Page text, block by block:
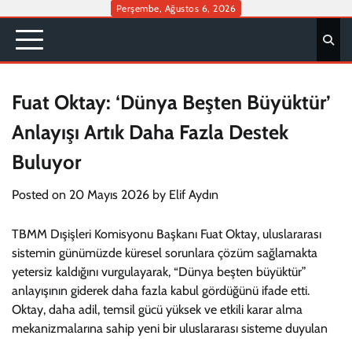
content
Perşembe, Ağustos 6, 2026
Fuat Oktay: ‘Dünya Beşten Büyüktür’
Anlayışı Artık Daha Fazla Destek
Buluyor
Posted on 20 Mayıs 2026 by Elif Aydın
TBMM Dışişleri Komisyonu Başkanı Fuat Oktay, uluslararası
sistemin günümüzde küresel sorunlara çözüm sağlamakta
yetersiz kaldığını vurgulayarak, “Dünya beşten büyüktür”
anlayışının giderek daha fazla kabul gördüğünü ifade etti.
Oktay, daha adil, temsil gücü yüksek ve etkili karar alma
mekanizmalarına sahip yeni bir uluslararası sisteme duyulan